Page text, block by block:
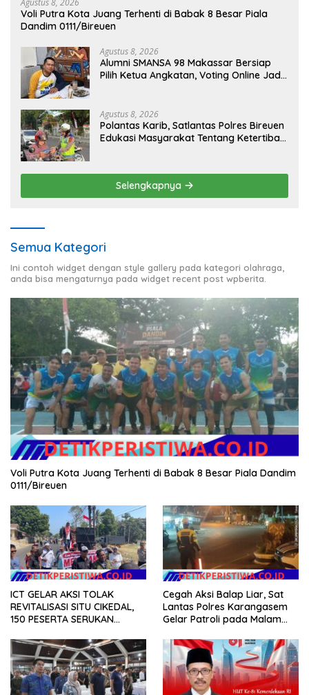
Agustus 8, 2026
Voli Putra Kota Juang Terhenti di Babak 8 Besar Piala
Dandim 0111/Bireuen
Agustus 8, 2026
Alumni SMANSA 98 Makassar Bersiap
Pilih Ketua Angkatan, Voting Online Jadi
Agustus 8, 2026
Polantas Karib, Satlantas Polres Bireuen
Edukasi Masyarakat Tentang Ketertiban
Selengkapnya
Semua Kategori
Ini contoh widget dengan style gallery pada kategori olahraga,
anda bisa mengaturnya pada widget recent post wpberita.
Voli Putra Kota Juang Terhenti di Babak 8 Besar Piala Dandim
0111/Bireuen
ICT GELAR AKSI TOLAK
REVITALISASI SITU CIKEDAL,
150 PESERTA SERUKAN
Cegah Aksi Balap Liar, Sat
Lantas Polres Karangasem
Gelar Patroli pada Malam